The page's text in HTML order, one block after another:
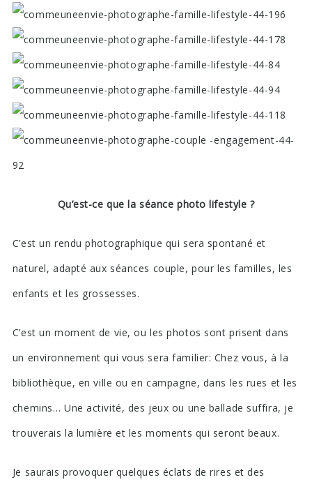
Qu’est-ce que la séance photo lifestyle ?
C’est un rendu photographique qui sera spontané et
naturel, adapté aux séances couple, pour les familles, les
enfants et les grossesses.
C’est un moment de vie, ou les photos sont prisent dans
un environnement qui vous sera familier: Chez vous, à la
bibliothèque, en ville ou en campagne, dans les rues et les
chemins… Une activité, des jeux ou une ballade suffira, je
trouverais la lumière et les moments qui seront beaux.
Je saurais provoquer quelques éclats de rires et des